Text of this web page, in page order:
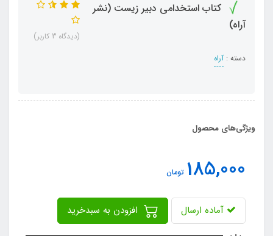
کتاب استخدامی دبیر زیست (نشر
آراه)
دسته : آراه
(دیدگاه 3 کاربر)
ویژگی‌های محصول
185,000 تومان
آماده ارسال